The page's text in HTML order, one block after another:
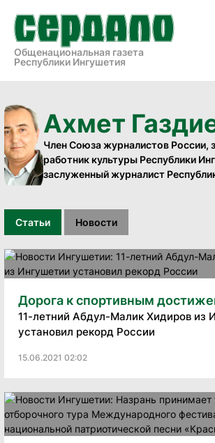
Общенациональная газета
Республики Ингушетия
Ахмет
Член Союза журналистов России,
работник культуры Республики
заслуженный журналист
Статьи Новости
Дорога к спортивным
11-летний Абдул-Малик Хидиров из
установил рекорд России
15.06.2021 02:02